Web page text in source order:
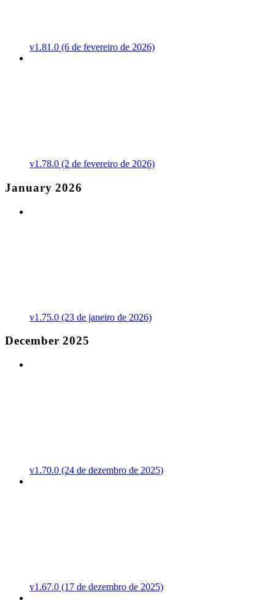
v1.81.0 (6 de fevereiro de 2026)
v1.78.0 (2 de fevereiro de 2026)
January 2026
v1.75.0 (23 de janeiro de 2026)
December 2025
v1.70.0 (24 de dezembro de 2025)
v1.67.0 (17 de dezembro de 2025)